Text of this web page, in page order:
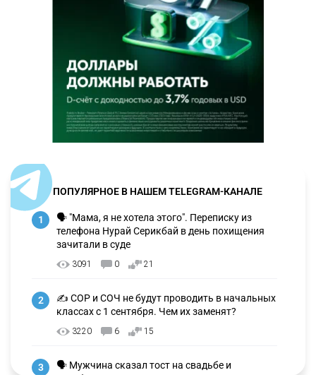
ПОПУЛЯРНОЕ В НАШЕМ TELEGRAM-КАНАЛЕ
1
🗣 "Мама, я не хотела этого". Переписку из
телефона Нурай Серикбай в день похищения
зачитали в суде
3091 0 21
2
✍️ СОР и СОЧ не будут проводить в начальных
классах с 1 сентября. Чем их заменят?
3220 6 15
3
🗣 Мужчина сказал тост на свадьбе и